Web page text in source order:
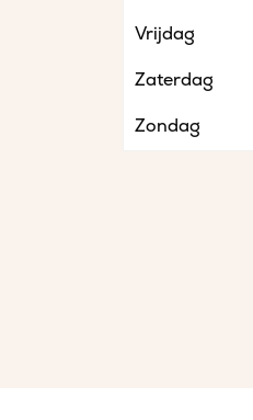
Vrijdag
Zaterdag
Zondag